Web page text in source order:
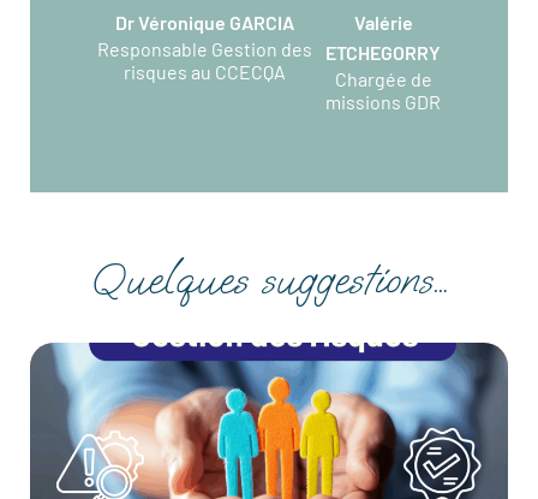
Dr Véronique GARCIA
Responsable Gestion des
risques au CCECQA
Valérie
ETCHEGORRY
Chargée de
missions GDR
Quelques suggestions…